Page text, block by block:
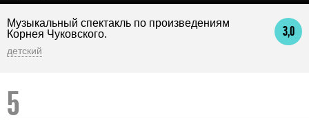
3,0
Музыкальный спектакль по произведениям
Корнея Чуковского.
детский